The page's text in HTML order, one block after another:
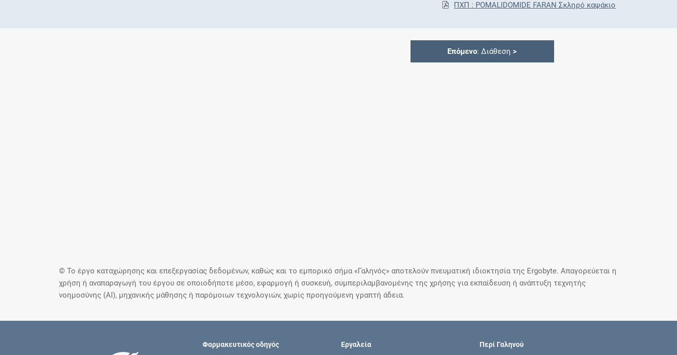
ΠΧΠ : POMALIDOMIDE FARAN Σκληρό καψάκιο
Επόμενο: Διάθεση >
© Το έργο καταχώρησης και επεξεργασίας δεδομένων, καθώς και το εμπορικό σήμα «Γαληνός» αποτελούν πνευματική ιδιοκτησία της Ergobyte. Απαγορεύεται η
χρήση ή αναπαραγωγή του έργου σε οποιοδήποτε μέσο, εφαρμογή ή συσκευή, συμπεριλαμβανομένης της χρήσης για εκπαίδευση ή ανάπτυξη τεχνητής
νοημοσύνης (AI), μηχανικής μάθησης ή παρόμοιων τεχνολογιών, χωρίς προηγούμενη γραπτή άδεια.
Φαρμακευτικός οδηγός Εργαλεία Περί Γαληνού